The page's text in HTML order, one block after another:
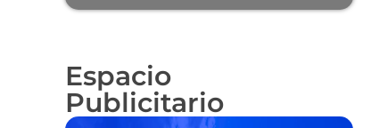
Espacio
Publicitario